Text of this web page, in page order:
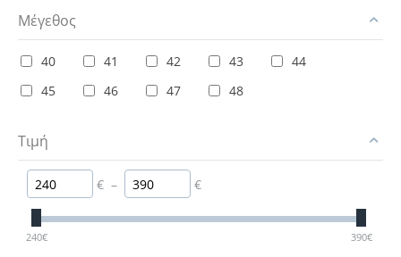
Μέγεθος
40 41 42 43
44
45
46 47 48
Τιμή
€ – €
240€ 390€